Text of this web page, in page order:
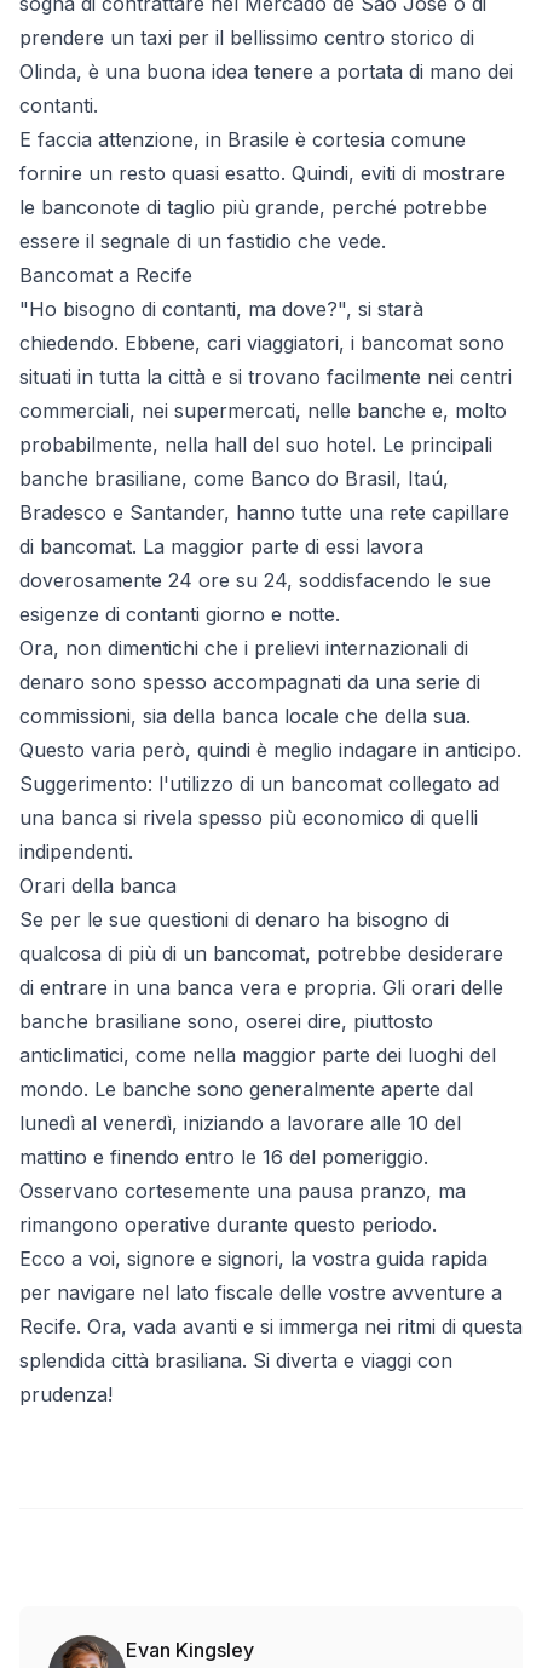
prendere un taxi per il bellissimo centro storico di
Olinda, è una buona idea tenere a portata di mano dei
contanti.
E faccia attenzione, in Brasile è cortesia comune
fornire un resto quasi esatto. Quindi, eviti di mostrare
le banconote di taglio più grande, perché potrebbe
essere il segnale di un fastidio che vede.
Bancomat a Recife
"Ho bisogno di contanti, ma dove?", si starà
chiedendo. Ebbene, cari viaggiatori, i bancomat sono
situati in tutta la città e si trovano facilmente nei centri
commerciali, nei supermercati, nelle banche e, molto
probabilmente, nella hall del suo hotel. Le principali
banche brasiliane, come Banco do Brasil, Itaú,
Bradesco e Santander, hanno tutte una rete capillare
di bancomat. La maggior parte di essi lavora
doverosamente 24 ore su 24, soddisfacendo le sue
esigenze di contanti giorno e notte.
Ora, non dimentichi che i prelievi internazionali di
denaro sono spesso accompagnati da una serie di
commissioni, sia della banca locale che della sua.
Questo varia però, quindi è meglio indagare in anticipo.
Suggerimento: l'utilizzo di un bancomat collegato ad
una banca si rivela spesso più economico di quelli
indipendenti.
Orari della banca
Se per le sue questioni di denaro ha bisogno di
qualcosa di più di un bancomat, potrebbe desiderare
di entrare in una banca vera e propria. Gli orari delle
banche brasiliane sono, oserei dire, piuttosto
anticlimatici, come nella maggior parte dei luoghi del
mondo. Le banche sono generalmente aperte dal
lunedì al venerdì, iniziando a lavorare alle 10 del
mattino e finendo entro le 16 del pomeriggio.
Osservano cortesemente una pausa pranzo, ma
rimangono operative durante questo periodo.
Ecco a voi, signore e signori, la vostra guida rapida
per navigare nel lato fiscale delle vostre avventure a
Recife. Ora, vada avanti e si immerga nei ritmi di questa
splendida città brasiliana. Si diverta e viaggi con
prudenza!
Evan Kingsley